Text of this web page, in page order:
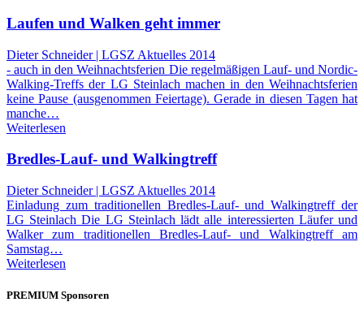
Laufen und Walken geht immer
Dieter Schneider | LGSZ Aktuelles 2014
- auch in den Weihnachtsferien Die regelmäßigen Lauf- und Nordic-
Walking-Treffs der LG Steinlach machen in den Weihnachtsferien
keine Pause (ausgenommen Feiertage). Gerade in diesen Tagen hat
manche…
Weiterlesen
Bredles-Lauf- und Walkingtreff
Dieter Schneider | LGSZ Aktuelles 2014
Einladung zum traditionellen Bredles-Lauf- und Walkingtreff der
LG Steinlach Die LG Steinlach lädt alle interessierten Läufer und
Walker zum traditionellen Bredles-Lauf- und Walkingtreff am
Samstag…
Weiterlesen
PREMIUM Sponsoren